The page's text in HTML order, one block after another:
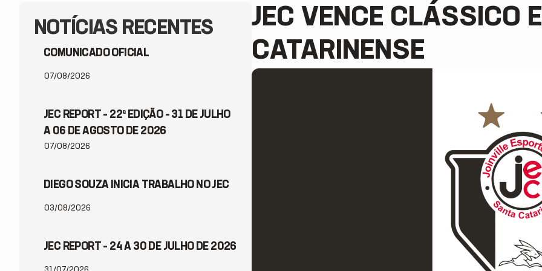
NOTÍCIAS RECENTES
COMUNICADO OFICIAL
07/08/2026
JEC REPORT – 22ª EDIÇÃO – 31 DE JULHO
A 06 DE AGOSTO DE 2026
07/08/2026
DIEGO SOUZA INICIA TRABALHO NO JEC
03/08/2026
JEC REPORT – 24 A 30 DE JULHO DE 2026
JEC VENCE CLÁSSICO
CATARINENSE